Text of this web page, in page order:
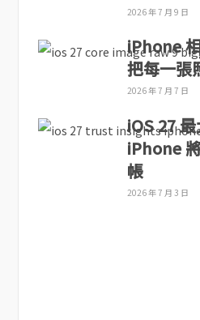
2026 年 7 月 9 日
iPhone
把每一張
2026 年 7 月 7 日
iOS 27
iPhone
帳
2026 年 7 月 3 日